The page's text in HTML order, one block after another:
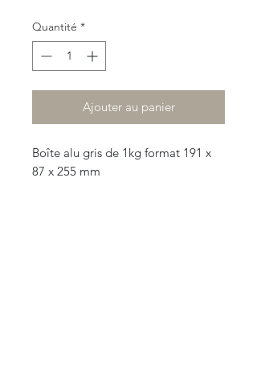
Quantité *
Ajouter au panier
Boîte alu gris de 1kg format 191 x
87 x 255 mm